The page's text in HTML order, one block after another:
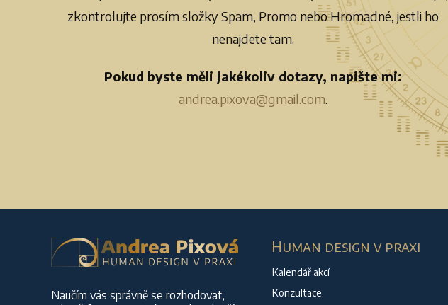
zkontrolujte prosím složky Spam, Promo nebo Hromadné, jestli ho
nenajdete tam.
Pokud byste měli jakékoliv dotazy, napište mi:
andrea.pixova@gmail.com.
Naučím vás správně se rozhodovat,
Human design v praxi
Kalendář akcí
Konzultace